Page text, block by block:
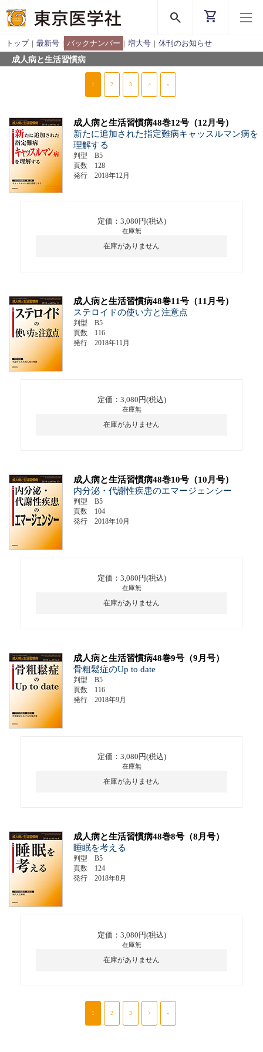
search shopping_cart
トップ | 最新号 | バックナンバー | 増大号 | 休刊のお知らせ
成人病と生活習慣病
1 2 3 > »
成人病と生活習慣病48巻12号（12月号）
新たに追加された指定難病キャッスルマン病を
理解する
判型 B5
頁数 128
発行 2018年12月
定価：3,080円(税込)
在庫無
在庫がありません
成人病と生活習慣病48巻11号（11月号）
ステロイドの使い方と注意点
判型 B5
頁数 116
発行 2018年11月
定価：3,080円(税込)
在庫無
在庫がありません
成人病と生活習慣病48巻10号（10月号）
内分泌・代謝性疾患のエマージェンシー
判型 B5
頁数 104
発行 2018年10月
定価：3,080円(税込)
在庫無
在庫がありません
成人病と生活習慣病48巻9号（9月号）
骨粗鬆症のUp to date
判型 B5
頁数 116
発行 2018年9月
定価：3,080円(税込)
在庫無
在庫がありません
成人病と生活習慣病48巻8号（8月号）
睡眠を考える
判型 B5
頁数 124
発行 2018年8月
定価：3,080円(税込)
在庫無
在庫がありません
1 2 3 > »